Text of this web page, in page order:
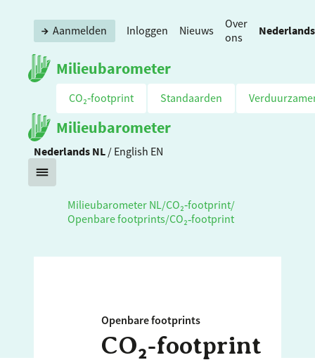
Milieubarometer
Aanmelden Inloggen Nieuws
Over
ons
Nederlands
CO₂‑footprint Standaarden
Milieubarometer
Nederlands NL / English EN
Milieubarometer NL /CO₂‑footprint/
Openbare footprints/CO₂‑footprint
Openbare footprints
CO₂‑footprint